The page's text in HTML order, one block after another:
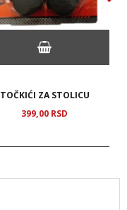
TOČKIĆI ZA STOLICU
399,00 RSD